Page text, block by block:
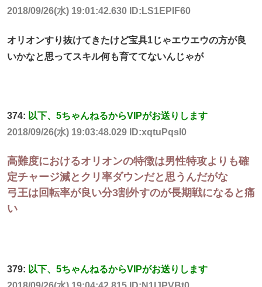
2018/09/26(水) 19:01:42.630 ID:LS1EPIF60
オリオンすり抜けてきたけど宝具1じゃエウエウの方が良
いかなと思ってスキル何も育ててないんじゃが
374: 以下、5ちゃんねるからVIPがお送りします
2018/09/26(水) 19:03:48.029 ID:xqtuPqsI0
高難度におけるオリオンの特徴は男性特攻よりも確
定チャージ減とクリ率ダウンだと思うんだがな
弓王は回転率が良い分3割外すのが長期戦になると痛
い
379: 以下、5ちゃんねるからVIPがお送りします